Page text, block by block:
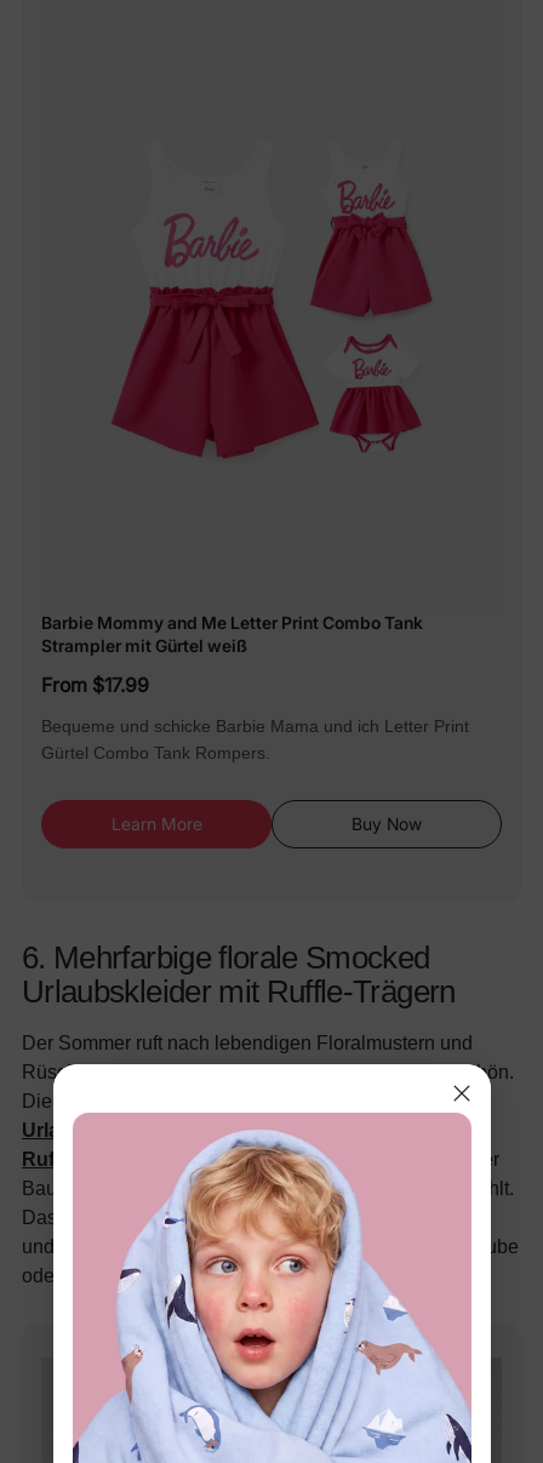
Barbie Mommy and Me Letter Print Combo Tank
Strampler mit Gürtel weiß
From $17.99
Bequeme und schicke Barbie Mama und ich Letter Print
Gürtel Combo Tank Rompers.
Learn More Buy Now
6. Mehrfarbige florale Smocked
Urlaubskleider mit Ruffle-Trägern
Der Sommer ruft nach lebendigen Floralmustern und
Rüschen-Details, und dieses Set antwortet wunderschön.
Die
Urlaubskleider mit floralen Smocked-Kleidern und
Ruffle-Trägern in Mehrfarbensind aus atmungsaktiver
Baumwolle gefertigt, die sich sanft auf zarter Haut anfühlt.
Das Smocking und die Rüschen sorgen für Bewegung
und Charme und machen sie bildperfekt für Strandurlaube
oder Gartenpartys.